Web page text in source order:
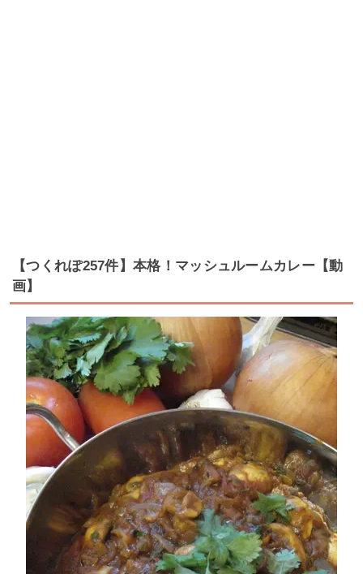
【つくれぽ257件】本格！マッシュルームカレー【動
画】